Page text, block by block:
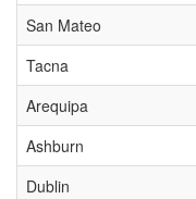
San Mateo
Tacna
Arequipa
Ashburn
Dublin